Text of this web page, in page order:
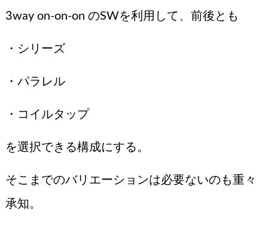
3way on-on-on のSWを利用して、前後とも
・シリーズ
・パラレル
・コイルタップ
を選択できる構成にする。
そこまでのバリエーションは必要ないのも重々
承知。